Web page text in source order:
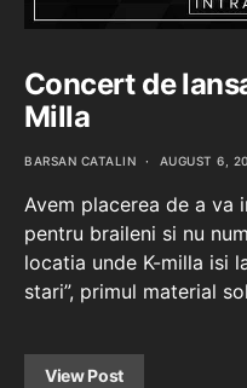
Concert de
Milla
BARSAN CATALIN AUGUST 6,
Avem placerea de a va
pentru braileni si nu
locatia unde K-milla isi
stari”, primul material
View Post